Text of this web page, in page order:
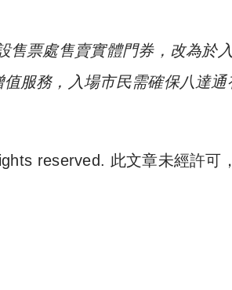
售票處售賣實體門券，改為於
服務，入場市民需確保八達通
reserved. 此文章未經許可